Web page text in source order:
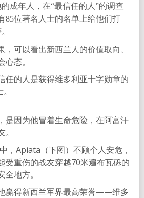
成年人，在“最信任的人”的调查
85位著名人士的名单上给他们打
可以看出新西兰人的价值取向、
态。
任的人是获得维多利亚十字勋章的
是因为他冒着生命危险，在阿富汗
，Apiata（下图）不顾个人安危，
受重伤的战友穿越70米遍布瓦砾的
地方。
赢得新西兰军界最高荣誉——维多